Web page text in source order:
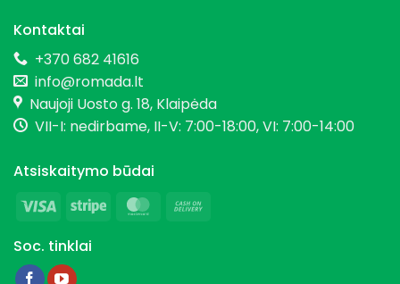
Kontaktai
+370 682 41616
info@romada.lt
Naujoji Uosto g. 18, Klaipėda
VII-I: nedirbame, II-V: 7:00-18:00, VI: 7:00-14:00
Atsiskaitymo būdai
Visa
Stripe MasterCard
Soc. tinklai